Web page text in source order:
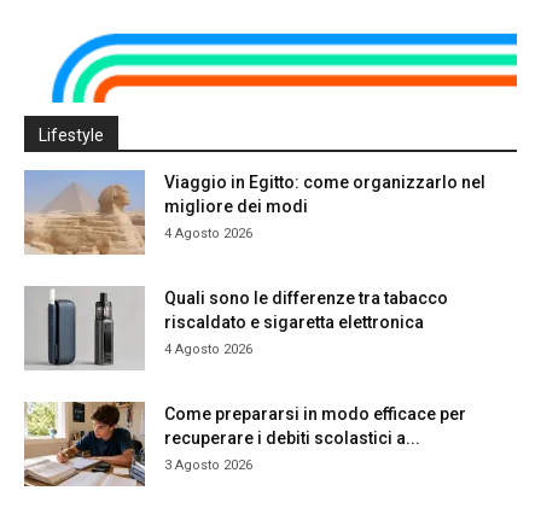
Lifestyle
Viaggio in Egitto: come organizzarlo nel
migliore dei modi
4 Agosto 2026
Quali sono le differenze tra tabacco
riscaldato e sigaretta elettronica
4 Agosto 2026
Come prepararsi in modo efficace per
recuperare i debiti scolastici a...
3 Agosto 2026